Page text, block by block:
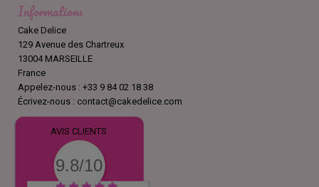
Informations
Cake Delice
129 Avenue des Chartreux
13004 MARSEILLE
France
Appelez-nous : +33 9 84 02 18 38
Écrivez-nous : contact@cakedelice.com
AVIS CLIENTS
9.8/10